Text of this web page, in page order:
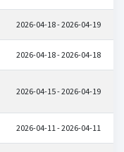
2026-04-18 - 2026-04-19
2026-04-18 - 2026-04-18
2026-04-15 - 2026-04-19
2026-04-11 - 2026-04-11